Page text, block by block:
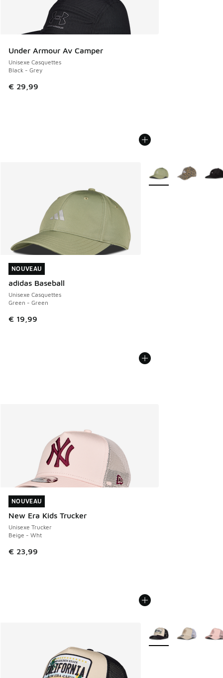
Under Armour Av Camper
Unisexe Casquettes
Black - Grey
€ 29,99
NOUVEAU
adidas Baseball
Unisexe Casquettes
Green - Green
€ 19,99
NOUVEAU
Plus de couleurs
NOUVEAU
New Era Kids Trucker
Unisexe Trucker
Beige - Wht
€ 23,99
NOUVEAU
Plus de couleurs